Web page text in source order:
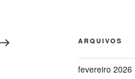
ARQUIVOS
fevereiro 2026